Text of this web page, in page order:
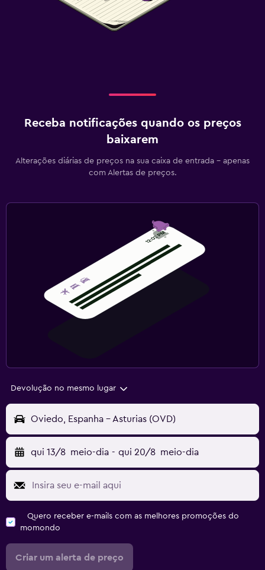
Receba notificações quando os preços
baixarem
Alterações diárias de preços na sua caixa de entrada - apenas
com Alertas de preços.
Devolução no mesmo lugar
Oviedo, Espanha - Asturias (OVD)
qui 13/8 meio-dia - qui 20/8 meio-dia
Quero receber e-mails com as melhores promoções do
momondo
Criar um alerta de preço